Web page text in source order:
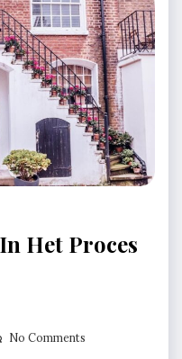
Het Proces
No Comments